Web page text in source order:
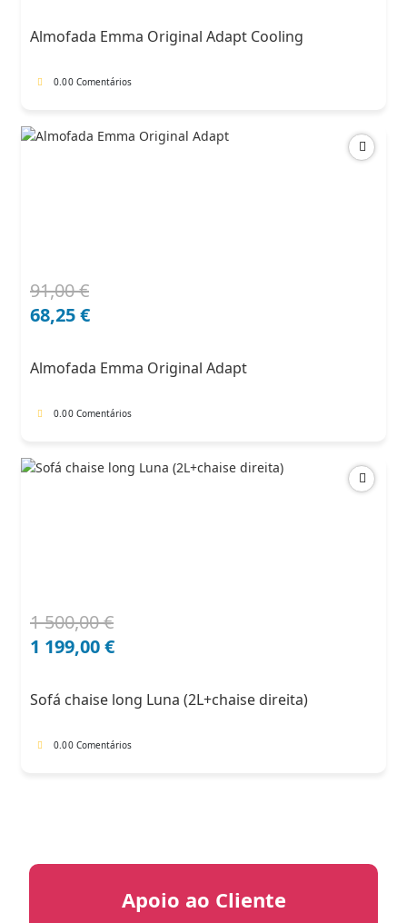
102,00 €.
71,40 €.
Almofada Emma Original Adapt Cooling
0.00 Comentários
91,00€
O
preço
91,00 €.
68,25€
O
preço
68,25 €.
Almofada Emma Original Adapt
0.00 Comentários
1 500,00€
O
preço
1
1 199,00€
O
preço
1
Sofá chaise long Luna (2L+chaise direita)
0.00 Comentários
Apoio ao Cliente